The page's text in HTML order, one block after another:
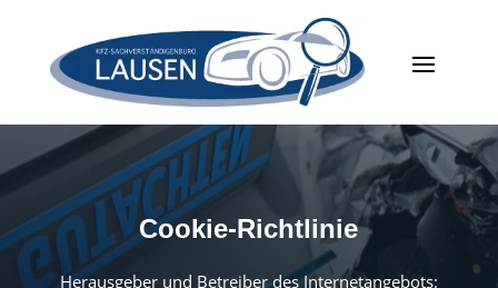
Cookie-Richtlinie
Herausgeber und Betreiber des Internetangebots: